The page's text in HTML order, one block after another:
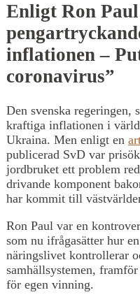
Enligt Ron
inflationen –
coronavirus”
Den svenska regeringen,
kraftiga inflationen i
Ukraina. Men enligt en
publicerad SvD var
jordbruket ett problem
drivande komponent
har kommit till
Ron Paul var en
som nu ifrågasätter hur
näringslivet kontrollerar
samhällsystemen,
för egen vinning.